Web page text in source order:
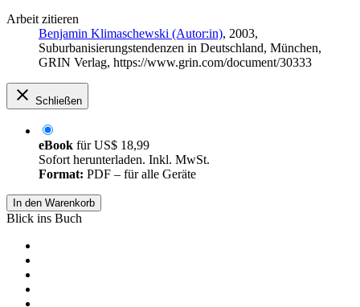
Arbeit zitieren
Benjamin Klimaschewski (Autor:in), 2003,
Suburbanisierungstendenzen in Deutschland, München,
GRIN Verlag, https://www.grin.com/document/30333
Schließen
eBook fürUS$ 18,99
Sofort herunterladen. Inkl. MwSt.
Format: PDF – für alle Geräte
In den Warenkorb
Blick ins Buch